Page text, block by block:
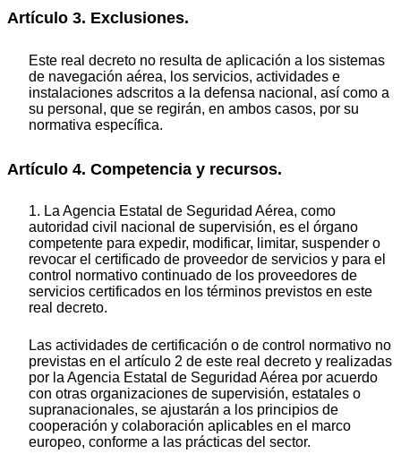
Artículo 3. Exclusiones.
Este real decreto no resulta de aplicación a los sistemas
de navegación aérea, los servicios, actividades e
instalaciones adscritos a la defensa nacional, así como a
su personal, que se regirán, en ambos casos, por su
normativa específica.
Artículo 4. Competencia y recursos.
1. La Agencia Estatal de Seguridad Aérea, como
autoridad civil nacional de supervisión, es el órgano
competente para expedir, modificar, limitar, suspender o
revocar el certificado de proveedor de servicios y para el
control normativo continuado de los proveedores de
servicios certificados en los términos previstos en este
real decreto.
Las actividades de certificación o de control normativo no
previstas en el artículo 2 de este real decreto y realizadas
por la Agencia Estatal de Seguridad Aérea por acuerdo
con otras organizaciones de supervisión, estatales o
supranacionales, se ajustarán a los principios de
cooperación y colaboración aplicables en el marco
europeo, conforme a las prácticas del sector.